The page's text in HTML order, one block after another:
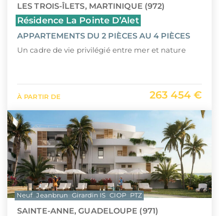
Martinique (972)
Nouvelle-Calédonie (988)
Île Maurice
LES TROIS-ÎLETS, MARTINIQUE (972)
Résidence La Pointe D’Alet
APPARTEMENTS DU 2 PIÈCES AU 4 PIÈCES
Un cadre de vie privilégié entre mer et nature
À PARTIR DE 263 454 €
SAINTE-ANNE, GUADELOUPE (971)
Neuf Jeanbrun Girardin IS CIOP PTZ